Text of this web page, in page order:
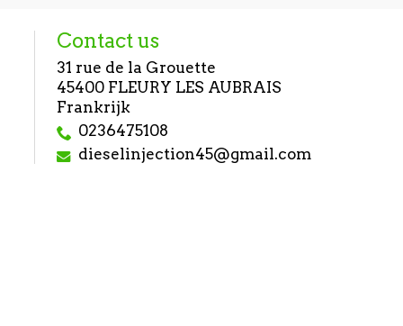
Contact us
31 rue de la Grouette
45400 FLEURY LES AUBRAIS
Frankrijk
0236475108
dieselinjection45@gmail.com